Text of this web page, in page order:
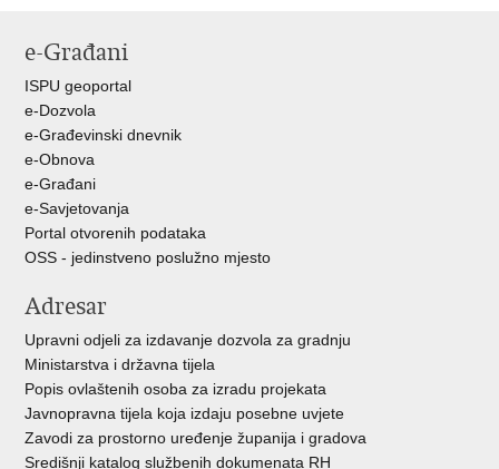
FacebookuTwitteru
e-Građani
ISPU geoportal
e-Dozvola
e-Građevinski dnevnik
e-Obnova
e-Građani
e-Savjetovanja
Portal otvorenih podataka
OSS - jedinstveno poslužno mjesto
Adresar
Upravni odjeli za izdavanje dozvola za gradnju
Ministarstva i državna tijela
Popis ovlaštenih osoba za izradu projekata
Javnopravna tijela koja izdaju posebne uvjete
Zavodi za prostorno uređenje županija i gradova
Središnji katalog službenih dokumenata RH